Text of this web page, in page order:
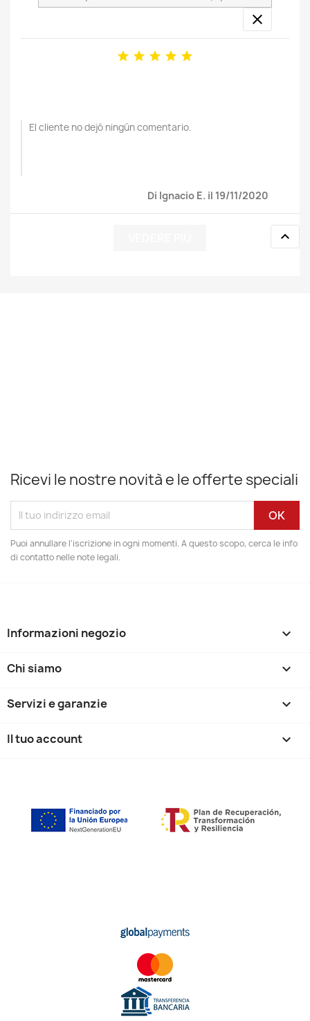

    
El cliente no dejó ningún comentario.
Di Ignacio E. il 19/11/2020

Ricevi le nostre novità e le offerte speciali
Puoi annullare l'iscrizione in ogni momenti. A questo scopo, cerca le info
di contatto nelle note legali.
Informazioni negozio keyboard_arrow_down
Chi siamo 
Servizi e garanzie 
Il tuo account 